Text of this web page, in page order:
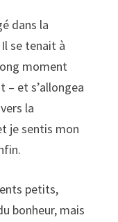
dans la
se tenait à
moment
– et s’allongea
la
je sentis mon
petits,
bonheur, mais